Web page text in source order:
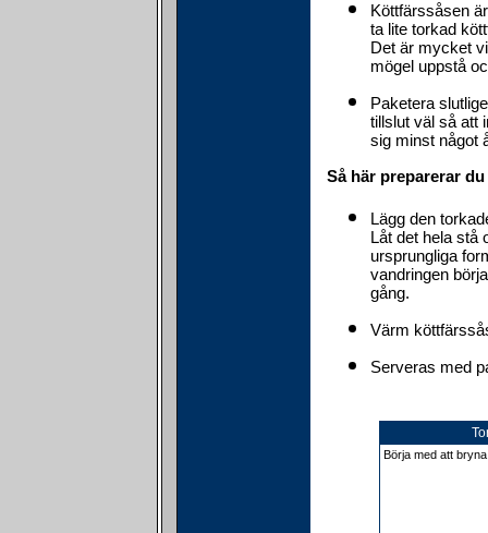
Köttfärssåsen
ta lite torkad
Det är mycket
mögel uppstå
Paketera
tillslut väl så att
sig minst något
Så här preparerar
Lägg den
Låt det hela stå
ursprungliga
vandringen
gång.
Värm
Serveras med
Börja med att